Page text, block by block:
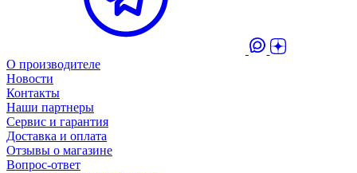
О производителе
Новости
Контакты
Наши партнеры
Сервис и гарантия
Доставка и оплата
Отзывы о магазине
Вопрос-ответ